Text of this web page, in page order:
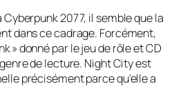
Cyberpunk 2077, il semble que la
dans ce cadrage. Forcément,
» donné par le jeu de rôle et CD
de lecture. Night City est
précisément parce qu’elle a